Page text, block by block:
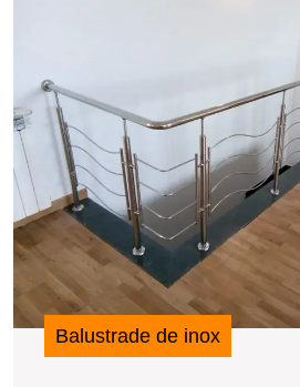
Balustrade de inox